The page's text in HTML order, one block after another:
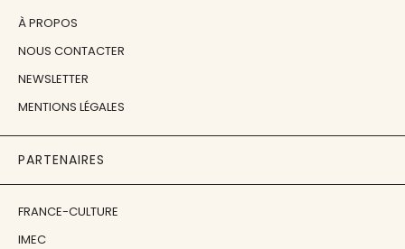
À PROPOS
NOUS CONTACTER
NEWSLETTER
MENTIONS LÉGALES
PARTENAIRES
FRANCE-CULTURE
IMEC